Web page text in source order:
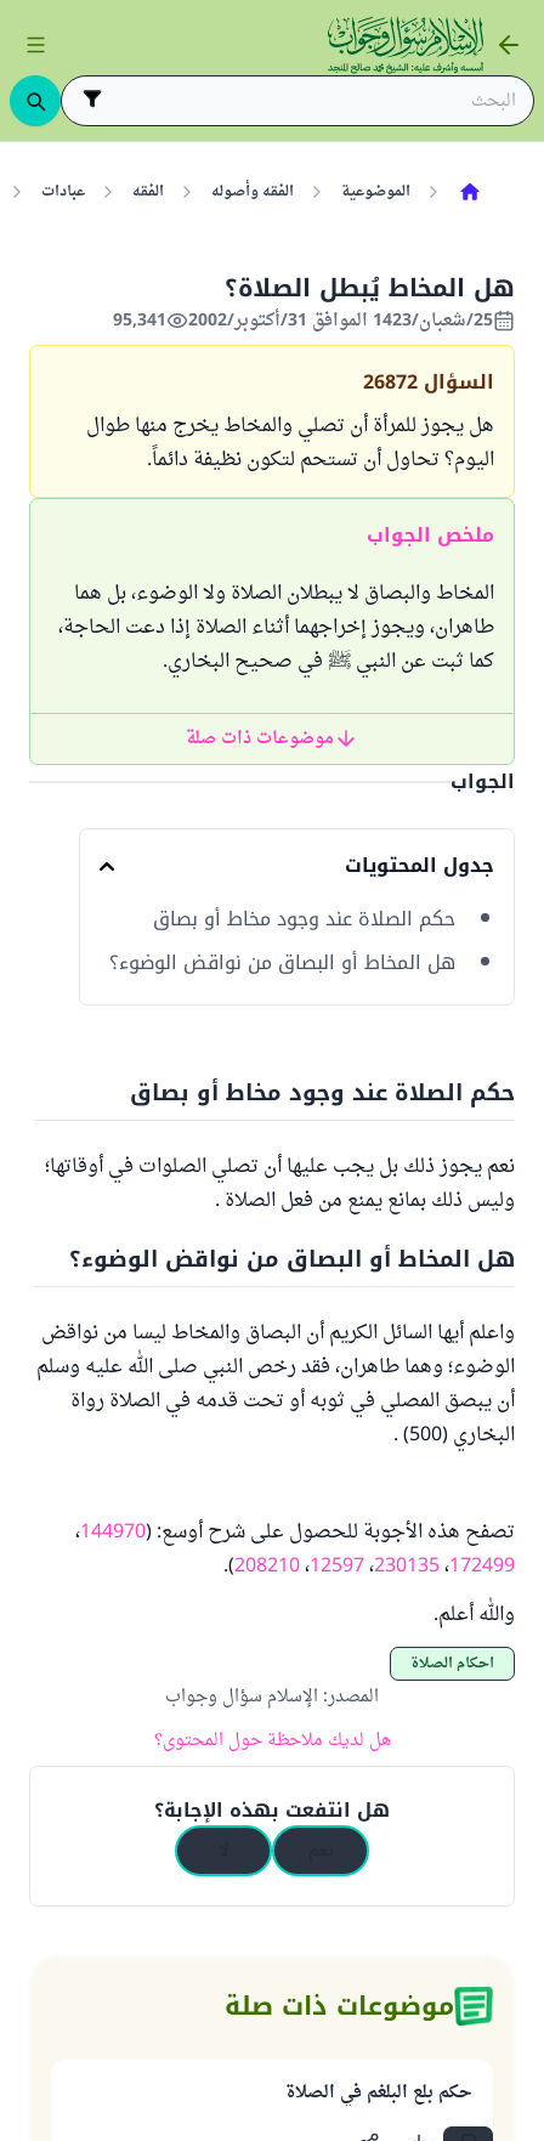
الموضوعية الفقه وأصوله الفقه عبادات
هل المخاط يُبطل الصلاة؟
25/شعبان/1423 الموافق 31/أكتوبر/2002 95,341
السؤال 26872
هل يجوز للمرأة أن تصلي والمخاط يخرج منها طوال
اليوم؟ تحاول أن تستحم لتكون نظيفة دائماً.
ملخص الجواب
المخاط والبصاق لا يبطلان الصلاة ولا الوضوء، بل هما
طاهران، ويجوز إخراجهما أثناء الصلاة إذا دعت الحاجة،
كما ثبت عن النبي ﷺ في صحيح البخاري.
موضوعات ذات صلة
الجواب
جدول المحتويات
حكم الصلاة عند وجود مخاط أو بصاق
هل المخاط أو البصاق من نواقض الوضوء؟
حكم الصلاة عند وجود مخاط أو بصاق
نعم يجوز ذلك بل يجب عليها أن تصلي الصلوات في أوقاتها؛
وليس ذلك بمانع يمنع من فعل الصلاة .
هل المخاط أو البصاق من نواقض الوضوء؟
واعلم أيها السائل الكريم أن البصاق والمخاط ليسا من نواقض
الوضوء؛ وهما طاهران، فقد رخص النبي صلى الله عليه وسلم
أن يبصق المصلي في ثوبه أو تحت قدمه في الصلاة رواة
البخاري (500) .
تصفح هذه الأجوبة للحصول على شرح أوسع: (144970،
172499،230135،12597،208210
).
والله أعلم.
أحكام الصلاة
المصدر: الإسلام سؤال وجواب
هل لديك ملاحظة حول المحتوى؟
هل انتفعت بهذه الإجابة؟
موضوعات ذات صلة
حكم بلع البلغم في الصلاة